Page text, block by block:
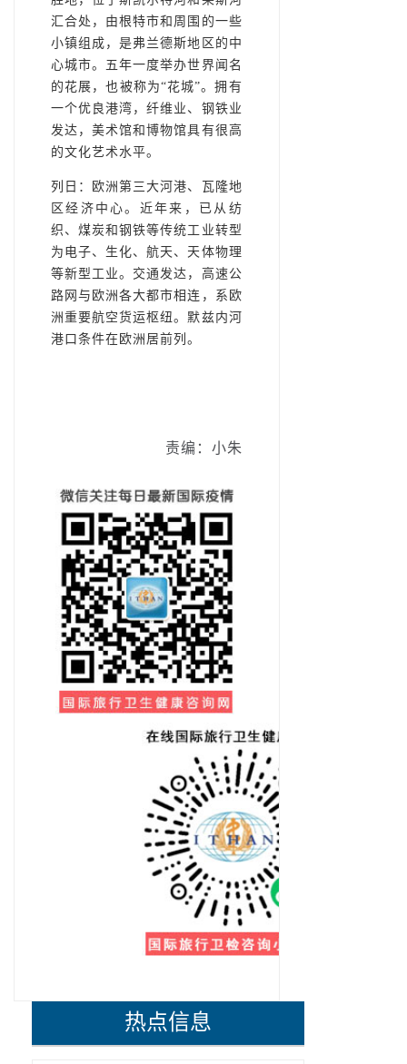
汇合处，由根特市和周围的一些
小镇组成，是弗兰德斯地区的中
心城市。五年一度举办世界闻名
的花展，也被称为“花城”。拥有
一个优良港湾，纤维业、钢铁业
发达，美术馆和博物馆具有很高
的文化艺术水平。
列日：欧洲第三大河港、瓦隆地
区经济中心。近年来，已从纺
织、煤炭和钢铁等传统工业转型
为电子、生化、航天、天体物理
等新型工业。交通发达，高速公
路网与欧洲各大都市相连，系欧
洲重要航空货运枢纽。默兹内河
港口条件在欧洲居前列。
责编：小朱
热点信息